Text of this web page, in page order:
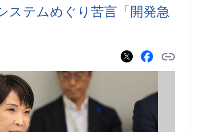
ステムめぐり苦言「開発急